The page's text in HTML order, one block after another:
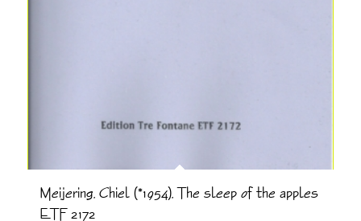
Meijering, Chiel (*1954), The sleep of the apples
ETF 2172